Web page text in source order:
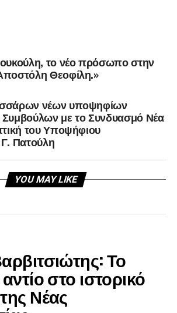
το νέο πρόσωπο στην
Θεοφίλη.»
νέων υποψηφίων
Συμβούλων με το Συνδυασμό Νέα
του Υποψήφιου
Πατούλη
YOU MAY LIKE
Το
στο ιστορικό
Νέας